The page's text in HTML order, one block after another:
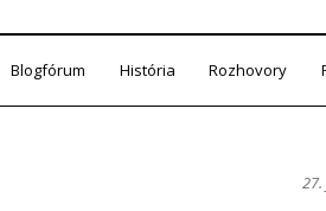
Blogfórum História Rozhovory